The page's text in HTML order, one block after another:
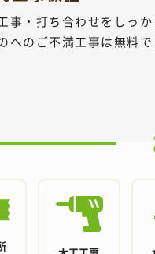
事・打ち合わせをしっか
へのご不満工事は無料で